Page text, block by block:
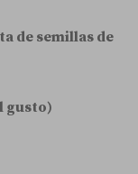
de semillas de
gusto)